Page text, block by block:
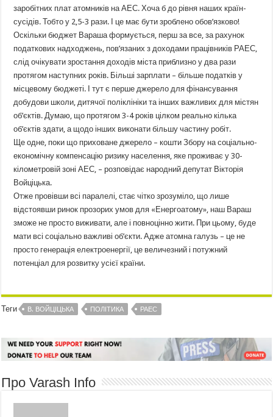
заробітних плат атомників на АЕС. Хоча б до рівня наших країн-
сусідів. Тобто у 2,5-3 рази. І це має бути зроблено обов’язково!
Оскільки бюджет Вараша формується, перш за все, за рахунок
податкових надходжень, пов’язаних з доходами працівників РАЕС,
слід очікувати зростання доходів міста приблизно у два рази
протягом наступних років. Більші зарплати – більше податків у
місцевому бюджеті. І тут є перше джерело для фінансування
добудови школи, дитячої поліклініки та інших важливих для містян
об’єктів. Думаю, що протягом 3-4 років цілком реально кілька
об’єктів здати, а щодо інших виконати більшу частину робіт.
Ще одне, поки що приховане джерело – кошти Збору на соціально-
економічну компенсацію ризику населення, яке проживає у 30-
кілометровій зоні АЕС, – розповідає народний депутат Вікторія
Войціцька.
Отже провівши всі паралелі, стає чітко зрозуміло, що лише
відстоявши ринок прозорих умов для «Енергоатому», наш Вараш
зможе не просто виживати, але і повноцінно жити. При цьому, буде
мати всі соціально важливі об’єкти. Адже атомна галузь – це не
просто генерація електроенергії, це величезний і потужний
потенціал для розвитку усієї країни.
Теги В. ВОЙЦІЦЬКА ПОЛІТИКА РАЕС
Про Varash Info